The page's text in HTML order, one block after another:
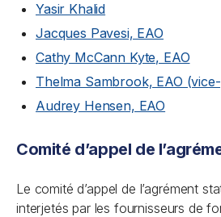
Yasir Khalid
Jacques Pavesi, EAO
Cathy McCann Kyte, EAO
Thelma Sambrook, EAO
Audrey Hensen, EAO
Comité d’appel de
Le comité d’appel de l’agrément
interjetés par les fournisseurs de